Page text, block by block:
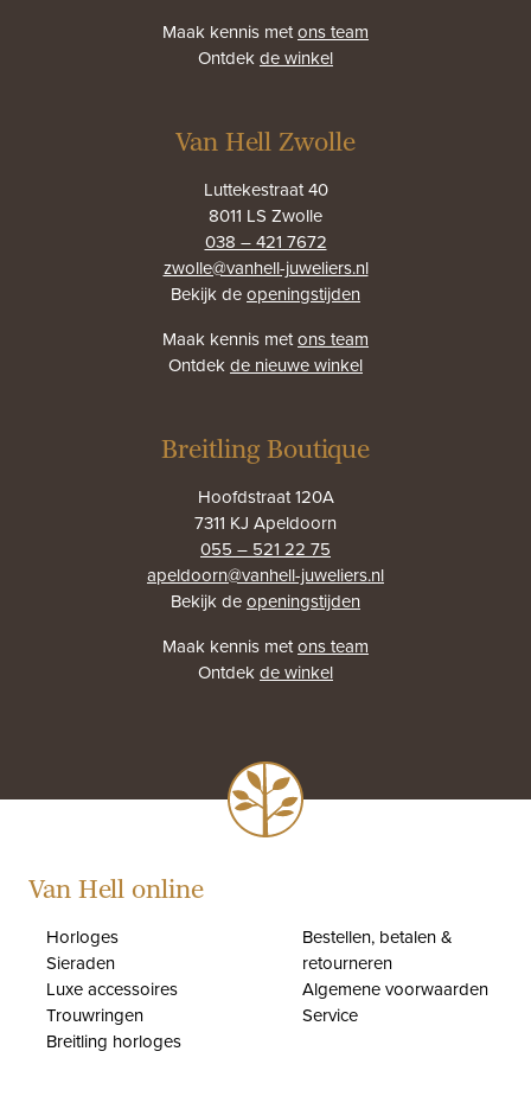
Maak kennis metons team
Ontdekde winkel
Van Hell Zwolle
Luttekestraat 40
8011 LS Zwolle
038 – 421 7672
zwolle@vanhell-juweliers.nl
Bekijk deopeningstijden
Maak kennis metons team
Ontdekde nieuwe winkel
Breitling Boutique
Hoofdstraat 120A
7311 KJ Apeldoorn
055 – 521 22 75
apeldoorn@vanhell-juweliers.nl
Bekijk deopeningstijden
Maak kennis metons team
Ontdekde winkel
Van Hell online
Horloges
Sieraden
Luxe accessoires
Trouwringen
Breitling horloges
Bestellen, betalen &
retourneren
Algemene voorwaarden
Service